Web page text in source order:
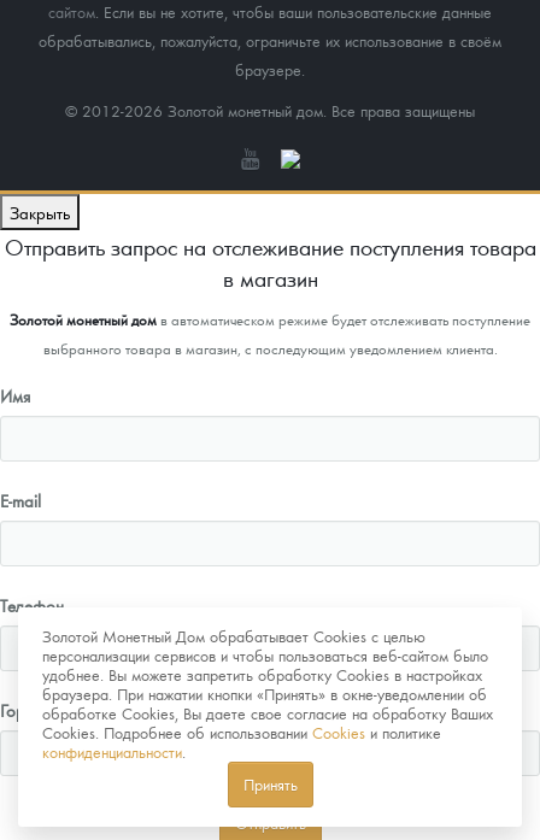
сайтом. Если вы не хотите, чтобы ваши пользовательские данные
обрабатывались, пожалуйста, ограничьте их использование в своём
браузере.
© 2012-2026 Золотой монетный дом. Все права защищены
Золотой Монетный Дом обрабатывает Cookies с целью
персонализации сервисов и чтобы пользоваться веб-сайтом было
удобнее. Вы можете запретить обработку Cookies в настройках
браузера. При нажатии кнопки «Принять» в окне-уведомлении об
обработке Cookies, Вы даете свое согласие на обработку Ваших
Cookies. Подробнее об использовании Cookies и политике
конфиденциальности
Принять
Закрыть
Отправить запрос на отслеживание поступления товара
в магазин
Золотой монетный домв автоматическом режиме будет отслеживать поступление
выбранного товара в магазин, с последующим уведомлением клиента.
Имя
E-mail
Телефон
Город
Отправить